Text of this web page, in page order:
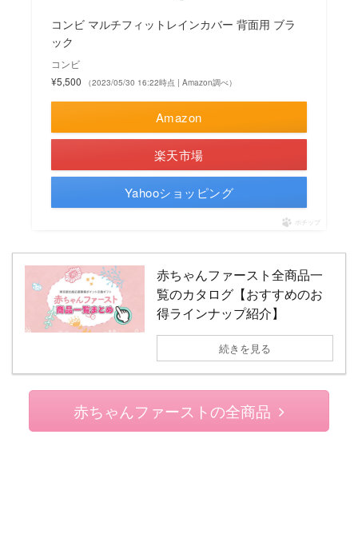
コンビ マルチフィットレインカバー 背面用 ブラ
ック
コンビ
¥5,500
（2023/05/30 16:22時点 | Amazon調べ）
Amazon
楽天市場
Yahooショッピング
ポチップ
赤ちゃんファースト全商品一
覧のカタログ【おすすめのお
得ラインナップ紹介】
続きを見る
赤ちゃんファーストの全商品